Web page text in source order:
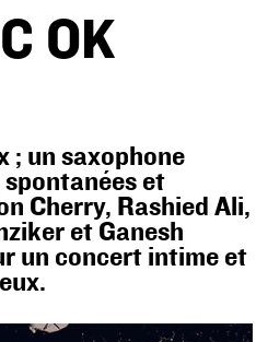
OK
; un saxophone
et
Cherry, Rashied Ali,
et Ganesh
un concert intime et